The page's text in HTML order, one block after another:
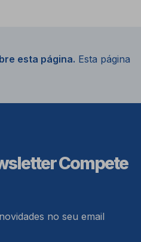
esta página. Esta página
Compete
no seu email